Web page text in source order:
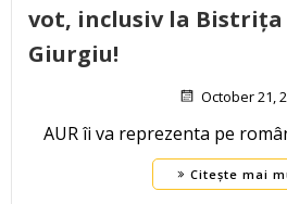
vot, inclusiv la Bistrița
Giurgiu!
October 21,
AUR îi va reprezenta pe
Citește mai